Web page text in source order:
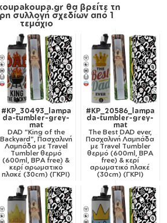
θα βρείτε τη
συλλογή σχεδίων από 1
τεμάχιο
#KP_30493_lampa
da-tumbler-grey-
mat
DAD "King of the
Backyard", Πασχαλινή
Λαμπάδα με Travel
Tumbler θερμό
(600ml, BPA free) &
κερί αρωματικό
πλακέ (30cm) (ΓΚΡΙ)
#KP_20586_lampa
da-tumbler-grey-
mat
The Best DAD ever,
Πασχαλινή Λαμπάδα
με Travel Tumbler
θερμό (600ml, BPA
free) & κερί
αρωματικό πλακέ
(30cm) (ΓΚΡΙ)